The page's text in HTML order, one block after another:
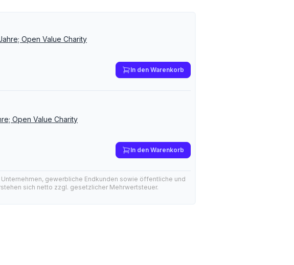
Open Value Charity
In den Warenkorb
Open Value Charity
In den Warenkorb
gewerbliche Endkunden sowie öffentliche und
sich netto zzgl. gesetzlicher Mehrwertsteuer.